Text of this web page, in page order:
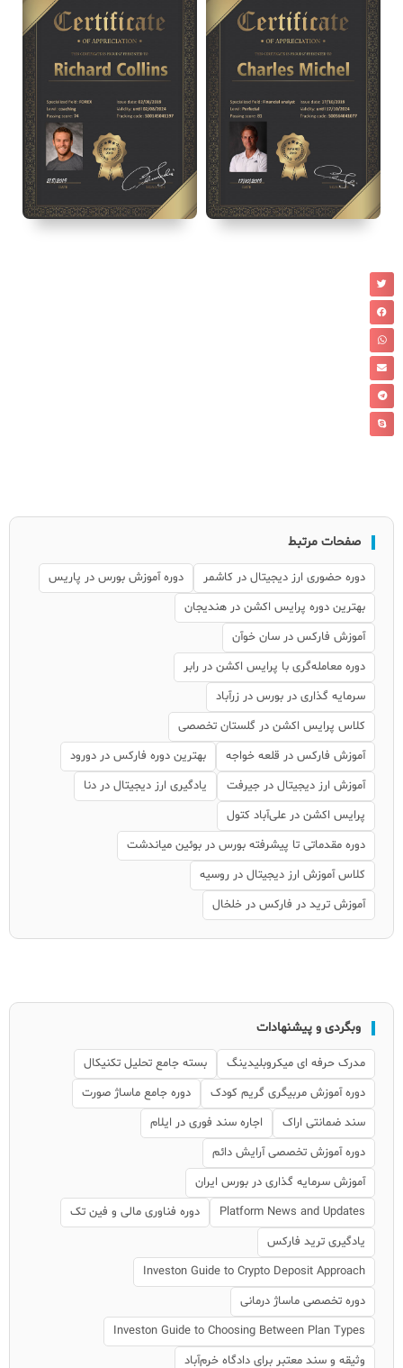
صفحات مرتبط
دوره حضوری ارز دیجیتال در کاشمر
دوره آموزش بورس در پاریس
بهترین دوره پرایس اکشن در هندیجان
آموزش فارکس در سان خوآن
دوره معامله‌گری با پرایس اکشن در رابر
سرمایه گذاری در بورس در زرآباد
کلاس پرایس اکشن در گلستان تخصصی
آموزش فارکس در قلعه خواجه
بهترین دوره فارکس در دورود
آموزش ارز دیجیتال در جیرفت
یادگیری ارز دیجیتال در دنا
پرایس اکشن در علی‌آباد کتول
دوره مقدماتی تا پیشرفته بورس در بوئین میاندشت
کلاس آموزش ارز دیجیتال در روسیه
آموزش ترید در فارکس در خلخال
وبگردی و پیشنهادات
مدرک حرفه ای میکروبلیدینگ
بسته جامع تحلیل تکنیکال
دوره آموزش مربیگری گریم کودک
دوره جامع ماساژ صورت
سند ضمانتی اراک
اجاره سند فوری در ایلام
دوره آموزش تخصصی آرایش دائم
آموزش سرمایه گذاری در بورس ایران
Platform News and Updates
دوره فناوری مالی و فین تک
یادگیری ترید فارکس
Investon Guide to Crypto Deposit Approach
دوره تخصصی ماساژ درمانی
Investon Guide to Choosing Between Plan Types
وثیقه و سند معتبر برای دادگاه خرم‌آباد